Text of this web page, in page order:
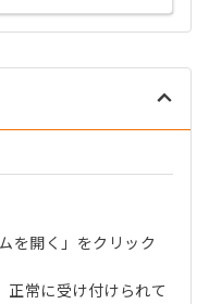
を開く」をクリック
常に受け付けられて